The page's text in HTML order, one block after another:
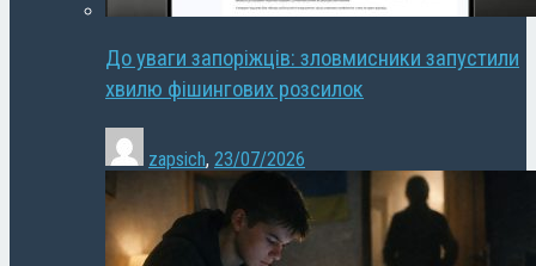
До уваги запоріжців: зловмисники запустили
хвилю фішингових розсилок
zapsich, 23/07/2026